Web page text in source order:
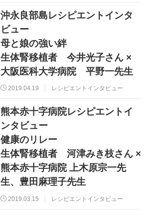
沖永良部島レシピエントインタ
ビュー
母と娘の強い絆
生体腎移植者 今井光子さん ×
大阪医科大学病院 平野一先生
2019.04.19 レシピエントインタビュー
熊本赤十字病院レシピエントイ
ンタビュー
健康のリレー
生体腎移植者 河津みき枝さん ×
熊本赤十字病院 上木原宗一先
生、豊田麻理子先生
2019.03.15 レシピエントインタビュー